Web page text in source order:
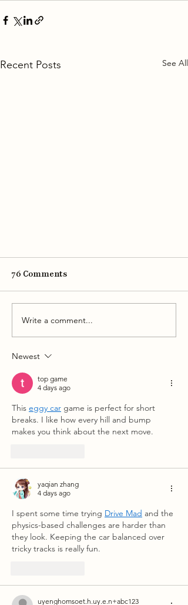
Recent Posts See All
100 Restaurants in America,
According to OpenTable"
76 Comments
Write a comment...
Newest
top game
4 days ago
This eggy car game is perfect for short
breaks. I like how every hill and bump
makes you think about the next move.
yaqian zhang
4 days ago
I spent some time trying Drive Mad and the
physics-based challenges are harder than
they look. Keeping the car balanced over
tricky tracks is really fun.
uyenghomsoet.h.uy.e.n+abc123